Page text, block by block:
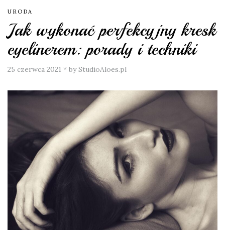
URODA
Jak wykonać perfekcyjny kresk
eyelinerem: porady i techniki
25 czerwca 2021 * by StudioAloes.pl